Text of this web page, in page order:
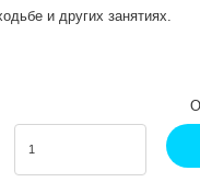
и других занятиях.